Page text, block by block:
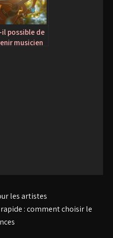
possible de
musicien
les artistes
: comment choisir le